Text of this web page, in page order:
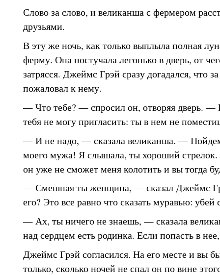
Слово за слово, и великанша с фермером
друзьями.
В эту же ночь, как только выплыла полная
ферму. Она постучала легонько в дверь, от
затрясся. Джеймс Грэй сразу догадался, что
пожаловал к нему.
— Что тебе? — спросил он, отворяя дверь.
тебя не могу пригласить: ты в нем не
— И не надо, — сказала великанша. —
моего мужа! Я слышала, ты хороший стрелок.
он уже не сможет меня колотить и вы тогда
— Смешная ты женщина, — сказал Джеймс
его? Это все равно что сказать муравью: убей
— Ах, ты ничего не знаешь, — сказала
над сердцем есть родинка. Если попасть в
Джеймс Грэй согласился. На его месте и вы
только, сколько ночей не спал он по вине